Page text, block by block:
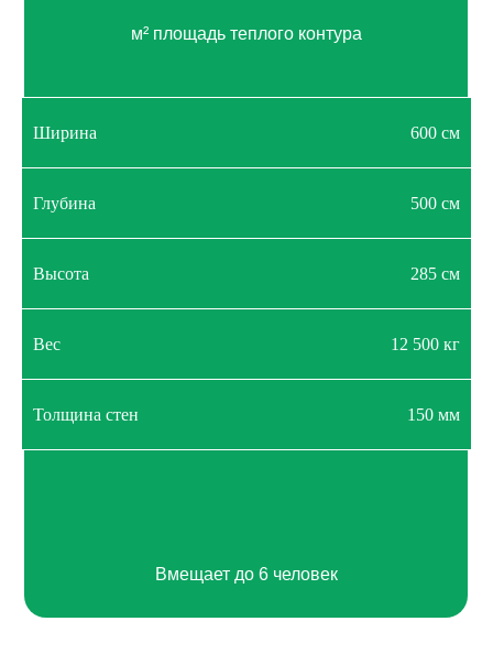
м² площадь теплого контура
Ширина 600 см
Глубина 500 см
Высота 285 см
Вес 12 500 кг
Толщина стен 150 мм
Вмещает до 6 человек